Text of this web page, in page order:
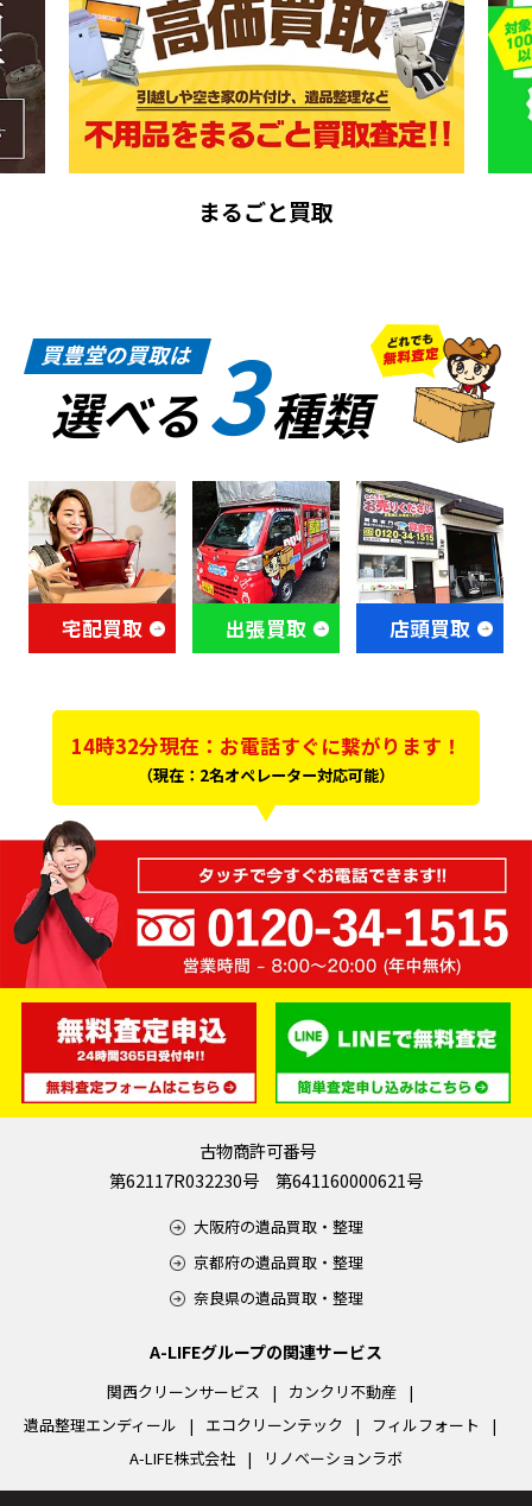
まるごと買取
買豊堂の買取は
選べる3種類
宅配買取 出張買取 店頭買取
14時32分現在：お電話すぐに繋がります！
（現在：2名オペレーター対応可能）
古物商許可番号
第62117R032230号 第641160000621号
大阪府の遺品買取・整理
京都府の遺品買取・整理
奈良県の遺品買取・整理
A-LIFEグループの関連サービス
関西クリーンサービス
カンクリ不動産
遺品整理エンディール
エコクリーンテック
フィルフォート
A-LIFE株式会社
リノベーションラボ